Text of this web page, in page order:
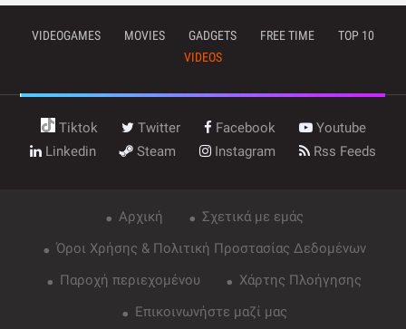
VIDEOGAMES MOVIES GADGETS FREE TIME
TOP 10
VIDEOS
Tiktok Twitter Facebook
Youtube
Linkedin
Steam Instagram Rss Feeds
Αρχική
Σχετικά με εμάς
Όροι Χρήσης & Πολιτική Προστασίας Δεδομένων
Παροχή περιεχομένου
Χάρτης Πλοήγησης
Επικοινωνήστε μαζί μας